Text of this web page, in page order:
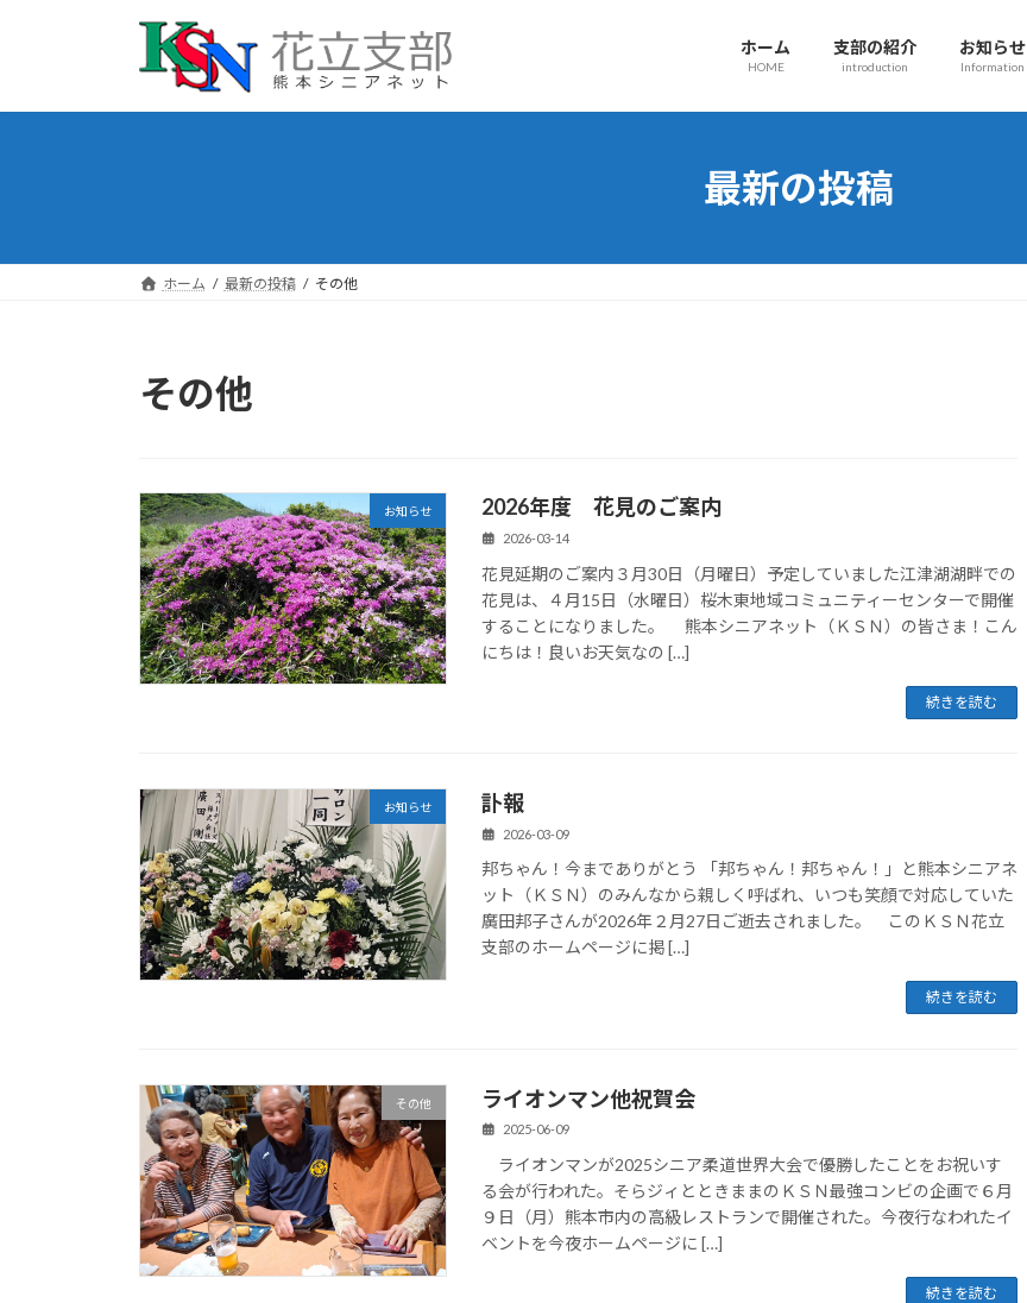
プ
動
ホーム
HOME
支部の紹介
introduction
お知らせ
Information
最新の投稿
ホーム 最新の投稿 その他
その他
お知らせ 2026年度 花見のご案内
2026-03-14
花見延期のご案内３月30日（月曜日）予定していました江津湖湖畔での
花見は、４月15日（水曜日）桜木東地域コミュニティーセンターで開催
することになりました。 熊本シニアネット（ＫＳＮ）の皆さま！こん
にちは！良いお天気なの […]
続きを読む
お知らせ 訃報
2026-03-09
邦ちゃん！今までありがとう 「邦ちゃん！邦ちゃん！」と熊本シニアネ
ット（ＫＳＮ）のみんなから親しく呼ばれ、いつも笑顔で対応していた
廣田邦子さんが2026年２月27日ご逝去されました。 このＫＳＮ花立
支部のホームページに掲 […]
続きを読む
その他 ライオンマン他祝賀会
2025-06-09
ライオンマンが2025シニア柔道世界大会で優勝したことをお祝いす
る会が行われた。そらジィとときままのＫＳＮ最強コンビの企画で６月
９日（月）熊本市内の高級レストランで開催された。今夜行なわれたイ
ベントを今夜ホームページに […]
続きを読む